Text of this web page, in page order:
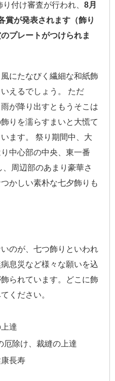
付け審査が行われ、 8月
賞が発表されます（飾り
プレートがつけられま
にたなびく繊細な和紙飾
えるでしょう。 ただ
が降り出すともうそこは
りを濡らすまいと大慌て
ます。 祭り期間中、大
中心部の中央、東一番
周辺部のあまり豪華さ
かしい素朴な七夕飾りも
のが、七つ飾りといわれ
息災など様々な願いを込
られています。どこに飾
ください。
達
除け、裁縫の上達
長寿